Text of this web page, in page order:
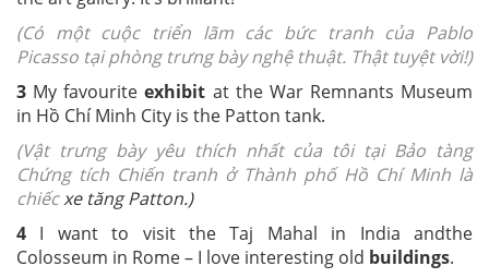
(Có một cuộc triển lãm các bức tranh của Pablo
Picasso tại phòng trưng bày nghệ thuật. Thật tuyệt vời!)
3 My favouriteexhibit at the War Remnants Museum
in Hồ Chí Minh City is the Patton tank.
(Vật trưng bày yêu thích nhất của tôi tại Bảo tàng
Chứng tích Chiến tranh ở Thành phố Hồ Chí Minh là
chiếcxe tăng Patton.)
4 I want to visit the Taj Mahal in India andthe
Colosseum in Rome – I love interesting old buildings.